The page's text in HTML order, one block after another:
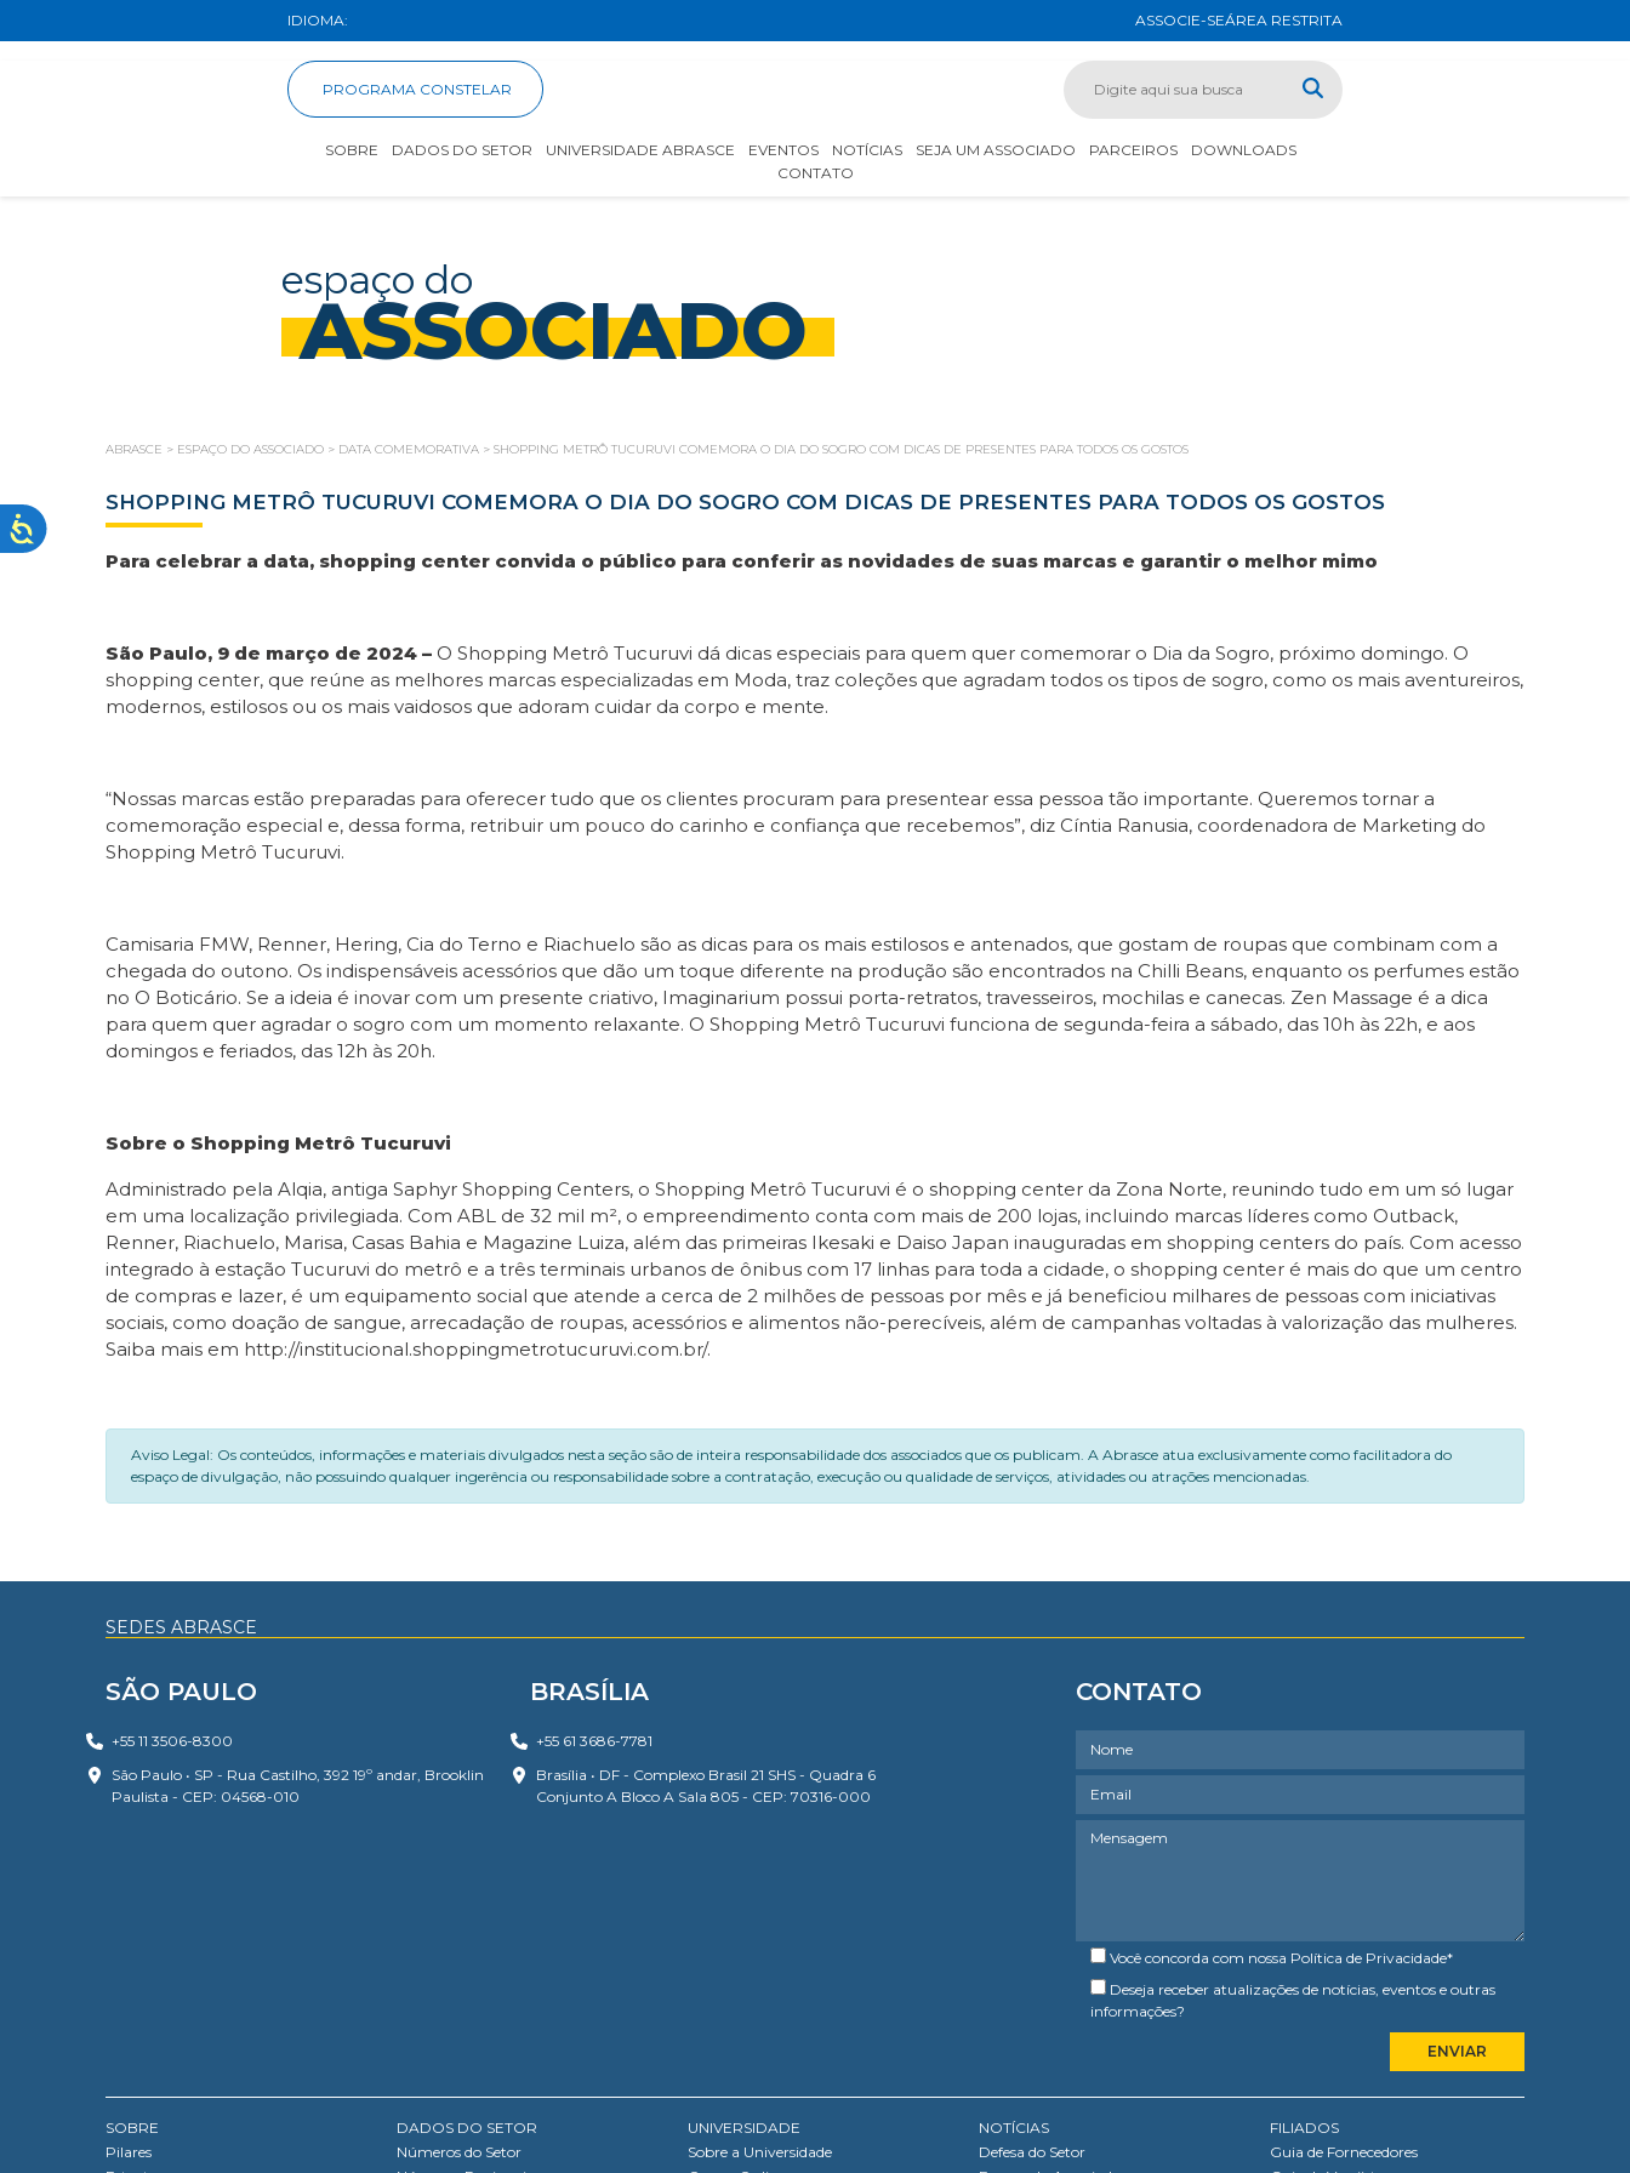
IDIOMA: ASSOCIE-SEÁREA RESTRITA
PROGRAMA CONSTELAR
SOBRE DADOS DO SETOR UNIVERSIDADE ABRASCE EVENTOS NOTÍCIAS SEJA UM ASSOCIADO PARCEIROS
DOWNLOADS
CONTATO
espaço do
ASSOCIADO
ABRASCE > ESPAÇO DO ASSOCIADO > DATA COMEMORATIVA > SHOPPING METRÔ TUCURUVI COMEMORA O DIA DO SOGRO COM DICAS DE PRESENTES PARA TODOS OS GOSTOS
SHOPPING METRÔ TUCURUVI COMEMORA O DIA DO SOGRO COM DICAS DE PRESENTES PARA TODOS OS GOSTOS
Para celebrar a data, shopping center convida o público para conferir as novidades de suas marcas e garantir o melhor mimo
São Paulo, 9 de março de 2024 – O Shopping Metrô Tucuruvi dá dicas especiais para quem quer comemorar o Dia da Sogro, próximo domingo. O
shopping center, que reúne as melhores marcas especializadas em Moda, traz coleções que agradam todos os tipos de sogro, como os mais aventureiros,
modernos, estilosos ou os mais vaidosos que adoram cuidar da corpo e mente.
“Nossas marcas estão preparadas para oferecer tudo que os clientes procuram para presentear essa pessoa tão importante. Queremos tornar a
comemoração especial e, dessa forma, retribuir um pouco do carinho e confiança que recebemos”, diz Cíntia Ranusia, coordenadora de Marketing do
Shopping Metrô Tucuruvi.
Camisaria FMW, Renner, Hering, Cia do Terno e Riachuelo são as dicas para os mais estilosos e antenados, que gostam de roupas que combinam com a
chegada do outono. Os indispensáveis acessórios que dão um toque diferente na produção são encontrados na Chilli Beans, enquanto os perfumes estão
no O Boticário. Se a ideia é inovar com um presente criativo, Imaginarium possui porta-retratos, travesseiros, mochilas e canecas. Zen Massage é a dica
para quem quer agradar o sogro com um momento relaxante. O Shopping Metrô Tucuruvi funciona de segunda-feira a sábado, das 10h às 22h, e aos
domingos e feriados, das 12h às 20h.
Sobre o Shopping Metrô Tucuruvi
Administrado pela Alqia, antiga Saphyr Shopping Centers, o Shopping Metrô Tucuruvi é o shopping center da Zona Norte, reunindo tudo em um só lugar
em uma localização privilegiada. Com ABL de 32 mil m², o empreendimento conta com mais de 200 lojas, incluindo marcas líderes como Outback,
Renner, Riachuelo, Marisa, Casas Bahia e Magazine Luiza, além das primeiras Ikesaki e Daiso Japan inauguradas em shopping centers do país. Com acesso
integrado à estação Tucuruvi do metrô e a três terminais urbanos de ônibus com 17 linhas para toda a cidade, o shopping center é mais do que um centro
de compras e lazer, é um equipamento social que atende a cerca de 2 milhões de pessoas por mês e já beneficiou milhares de pessoas com iniciativas
sociais, como doação de sangue, arrecadação de roupas, acessórios e alimentos não-perecíveis, além de campanhas voltadas à valorização das mulheres.
Saiba mais em http://institucional.shoppingmetrotucuruvi.com.br/.
Aviso Legal: Os conteúdos, informações e materiais divulgados nesta seção são de inteira responsabilidade dos associados que os publicam. A Abrasce atua exclusivamente como facilitadora do
espaço de divulgação, não possuindo qualquer ingerência ou responsabilidade sobre a contratação, execução ou qualidade de serviços, atividades ou atrações mencionadas.
SEDES ABRASCE
SÃO PAULO
+55 11 3506-8300
São Paulo • SP - Rua Castilho, 392 19º andar, Brooklin
Paulista - CEP: 04568-010
BRASÍLIA
+55 61 3686-7781
Brasília • DF - Complexo Brasil 21 SHS - Quadra 6
Conjunto A Bloco A Sala 805 - CEP: 70316-000
CONTATO
Você concorda com nossa Política de Privacidade*
Deseja receber atualizações de notícias, eventos e outras
informações?
SOBRE
Pilares
DADOS DO SETOR
Números do Setor
UNIVERSIDADE
Sobre a Universidade
NOTÍCIAS
Defesa do Setor
FILIADOS
Guia de Fornecedores